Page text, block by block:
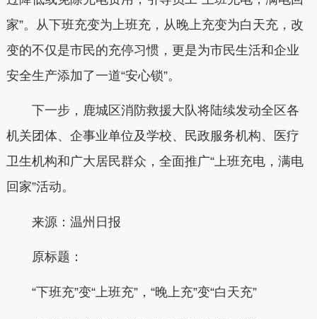
家”。从下班充变为上班充，从晚上充变为白天充，改
变的不仅是市民的充停习惯，更是为市民生活和企业
安全生产添加了一道“安心锁”。
下一步，鹿城区消防救援大队将陆续发动全区各
机关团体、企事业单位及学校、民政服务机构、医疗
卫生机构和广大居民群众，全面推广“上班充电，满电
回家”活动。
来源：温州日报
原标题：
“下班充”变“上班充”，“晚上充”变“白天充”